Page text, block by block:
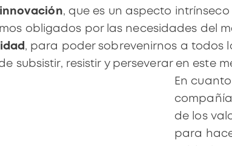
innovación, que es un aspecto
obligados por las necesidades del
, para poder sobrevenirnos a todos
subsistir, resistir y perseverar en este
En
de los
para